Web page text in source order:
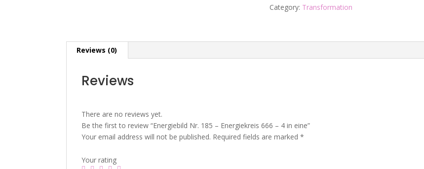
Energiekreis
4
eine
Category: Transformation
Reviews (0)
Reviews
There are no reviews yet.
Be the first to review “Energiebild Nr. 185 – Energiekreis 666 – 4 in eine”
Your email address will not be published. Required fields are marked*
Your rating